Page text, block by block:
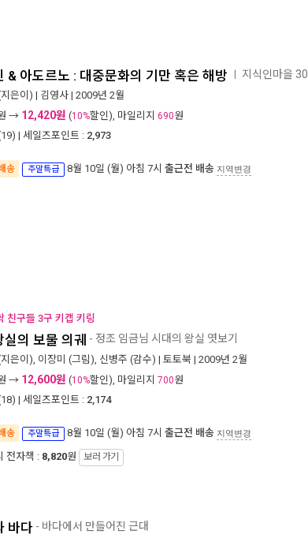
& 아도르노 : 대중문화의 기만 혹은 해방 지식인마을 30
은이) | 김영사 | 2009년 2월
→ 12,420원 (10%할인), 마일리지 690원
19) | 세일즈포인트 : 2,973
송 주말특급 8월 10일 (월) 아침 7시 출근전 배송 지역변경
친구들 3구 키캡 키링
의 보물 의궤 - 정조 임금님 시대의 왕실 엿보기
은이), 이장미 (그림), 신병주 (감수) | 토토북 | 2009년 2월
→ 12,600원 (10%할인), 마일리지 700원
18) | 세일즈포인트 : 2,174
송 주말특급 8월 10일 (월) 아침 7시 출근전 배송 지역변경
전자책 : 8,820원 보러 가기
바다 - 바다에서 만들어진 근대